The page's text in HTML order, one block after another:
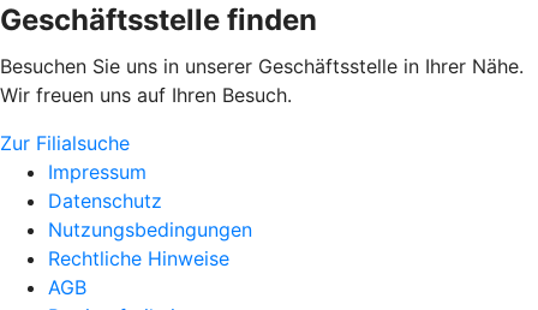
Geschäftsstelle finden
Besuchen Sie uns in unserer Geschäftsstelle in Ihrer Nähe.
Wir freuen uns auf Ihren Besuch.
Zur Filialsuche
Impressum
Datenschutz
Nutzungsbedingungen
Rechtliche Hinweise
AGB